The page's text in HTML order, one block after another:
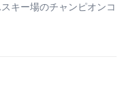
キー場のチャンピオンコ